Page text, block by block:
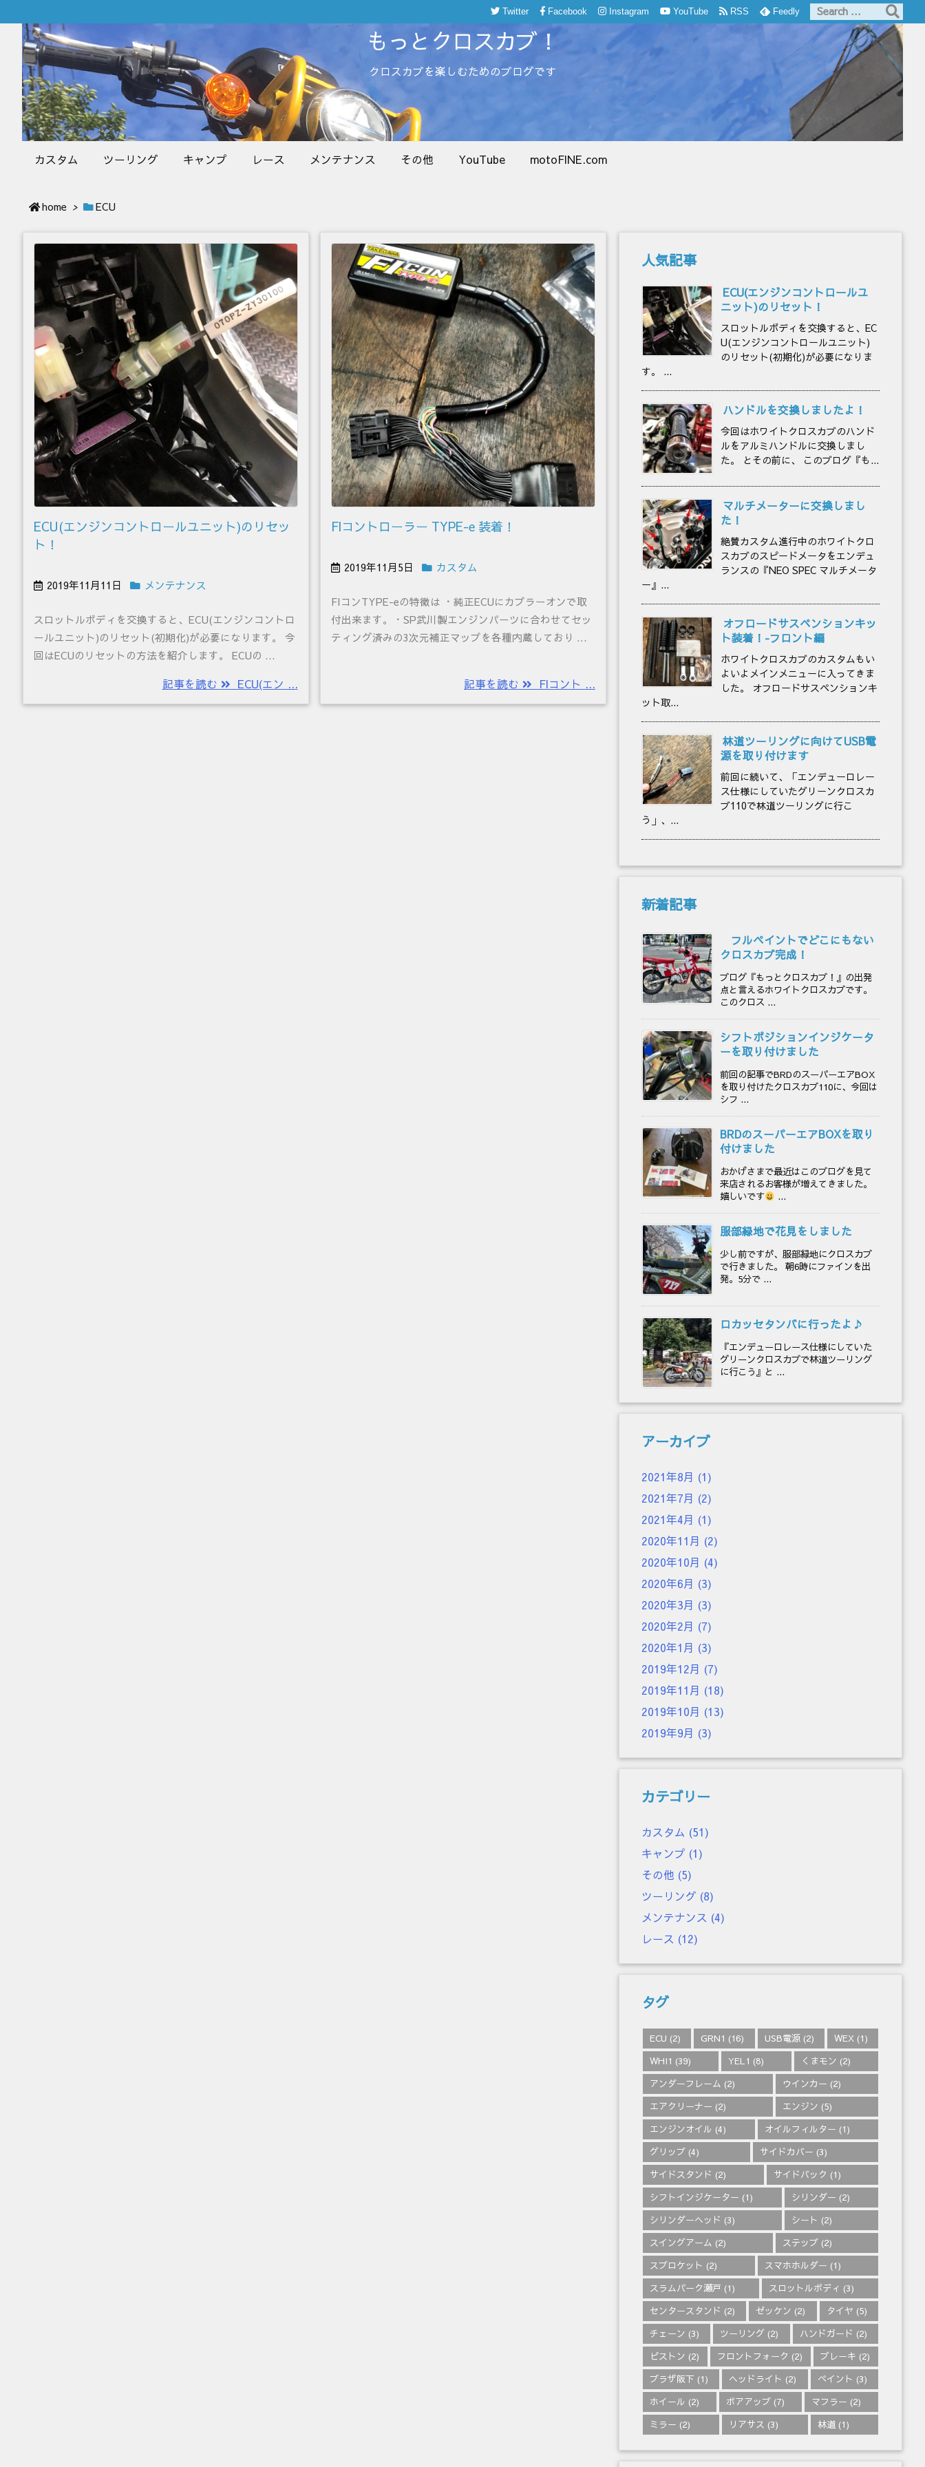
もっとクロスカブ！
クロスカブを楽しむためのブログです
カスタム ツーリング キャンプ レース メンテナンス その他 YouTube motoFINE.com
Twitter Facebook Instagram YouTube RSS Feedly
home > ECU
ECU(エンジンコントロールユニット)のリセッ
ト！
2019年11月11日 メンテナンス
スロットルボディを交換すると、ECU(エンジンコントロ
ールユニット)のリセット(初期化)が必要になります。 今
回はECUのリセットの方法を紹介します。 ECUの ...
記事を読む ECU(エン ...
FIコントローラー TYPE-e 装着！
2019年11月5日 カスタム
FIコンTYPE-eの特徴は ・純正ECUにカプラーオンで取
付出来ます。・SP武川製エンジンパーツに合わせてセッ
ティング済みの3次元補正マップを各種内蔵しており ...
記事を読む FIコント ...
人気記事
ECU(エンジンコントロールユ
ニット)のリセット！
スロットルボディを交換すると、EC
U(エンジンコントロールユニット)
のリセット(初期化)が必要になりま
す。 ...
ハンドルを交換しましたよ！
今回はホワイトクロスカブのハンド
ルをアルミハンドルに交換しまし
た。 とその前に、 このブログ『も...
マルチメーターに交換しまし
た！
絶賛カスタム進行中のホワイトクロ
スカブのスピードメータをエンデュ
ランスの『NEO SPEC マルチメータ
ー』...
オフロードサスペンションキッ
ト装着！-フロント編
ホワイトクロスカブのカスタムもい
よいよメインメニューに入ってきま
した。 オフロードサスペンションキ
ット取...
林道ツーリングに向けてUSB電
源を取り付けます
前回に続いて、「エンデューロレー
ス仕様にしていたグリーンクロスカ
ブ110で林道ツーリングに行こ
う」、...
新着記事
フルペイントでどこにもない
クロスカブ完成！
ブログ『もっとクロスカブ！』の出発
点と言えるホワイトクロスカブです。
このクロス ...
シフトポジションインジケータ
ーを取り付けました
前回の記事でBRDのスーパーエアBOX
を取り付けたクロスカブ110に、今回は
シフ ...
BRDのスーパーエアBOXを取り
付けました
おかげさまで最近はこのブログを見て
来店されるお客様が増えてきました。
嬉しいです
...
服部緑地で花見をしました
少し前ですが、服部緑地にクロスカブ
で行きました。 朝6時にファインを出
発。5分で ...
ロカッセタンバに行ったよ♪
『エンデューロレース仕様にしていた
グリーンクロスカブで林道ツーリング
に行こう』と ...
アーカイブ
2021年8月 (1)
2021年7月 (2)
2021年4月 (1)
2020年11月 (2)
2020年10月 (4)
2020年6月 (3)
2020年3月 (3)
2020年2月 (7)
2020年1月 (3)
2019年12月 (7)
2019年11月 (18)
2019年10月 (13)
2019年9月 (3)
カテゴリー
カスタム (51)
キャンプ (1)
その他 (5)
ツーリング (8)
メンテナンス (4)
レース (12)
タグ
ECU (2) GRN1 (16) USB電源(2) WEX(1)
WHI1 (39) YEL1 (8) くまモン (2)
アンダーフレーム (2) ウインカー (2)
エアクリーナー (2) エンジン (5)
エンジンオイル (4) オイルフィルター (1)
グリップ (4) サイドカバー (3)
サイドスタンド (2) サイドバック (1)
シフトインジケーター (1) シリンダー (2)
シリンダーヘッド (3) シート (2)
スイングアーム (2) ステップ(2)
スプロケット (2) スマホホルダー (1)
スラムパーク瀬戸 (1) スロットルボディ (3)
センタースタンド (2) ゼッケン (2) タイヤ (5)
チェーン (3) ツーリング (2) ハンドガード (2)
ピストン (2) フロントフォーク (2) ブレーキ (2)
プラザ阪下 (1) ヘッドライト (2) ペイント (3)
ホイール (2) ボアアップ (7) マフラー (2)
ミラー (2) リアサス (3) 林道(1)